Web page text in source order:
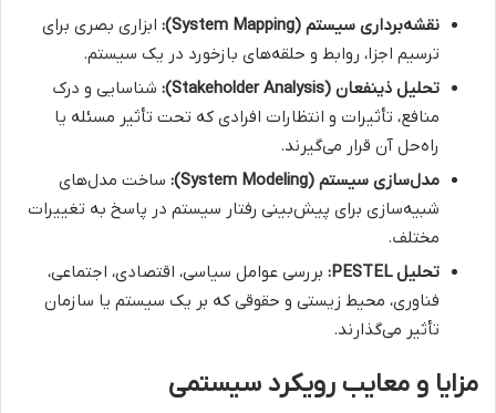
نقشه‌برداری سیستم (System Mapping):
ابزاری بصری برای
ترسیم اجزا، روابط و حلقه‌های بازخورد در یک سیستم.
تحلیل ذینفعان (Stakeholder Analysis):
شناسایی و درک
منافع، تأثیرات و انتظارات افرادی که تحت تأثیر مسئله یا
راه‌حل آن قرار می‌گیرند.
مدل‌سازی سیستم (System Modeling):
ساخت مدل‌های
شبیه‌سازی برای پیش‌بینی رفتار سیستم در پاسخ به تغییرات
مختلف.
تحلیل PESTEL:
بررسی عوامل سیاسی، اقتصادی، اجتماعی،
فناوری، محیط زیستی و حقوقی که بر یک سیستم یا سازمان
تأثیر می‌گذارند.
مزایا و معایب رویکرد سیستمی